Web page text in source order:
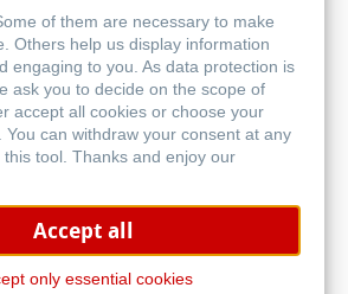
of them are necessary to make
Others help us display information
engaging to you. As data protection is
ask you to decide on the scope of
accept all cookies or choose your
You can withdraw your consent at any
tool. Thanks and enjoy our
Accept all
only essential cookies